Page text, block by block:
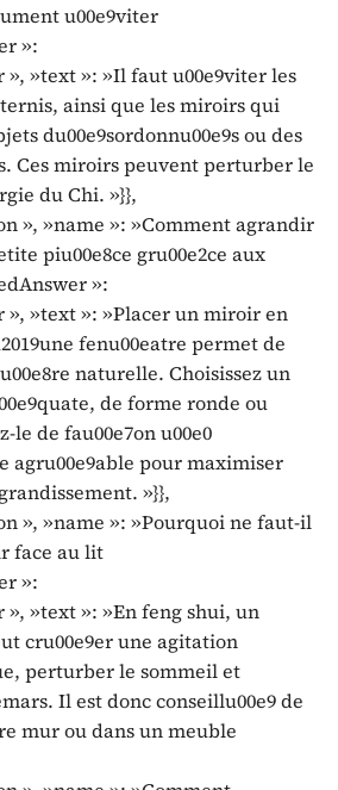
u00e9viter
»:
», »text »: »Il faut u00e9viter les
ainsi que les miroirs qui
du00e9sordonnu00e9s ou des
Ces miroirs peuvent perturber le
du Chi. »}},
», »name »: »Comment agrandir
piu00e8ce gru00e2ce aux
»:
», »text »: »Placer un miroir en
fenu00eatre permet de
naturelle. Choisissez un
de forme ronde ou
le de fau00e7on u00e0
agru00e9able pour maximiser
»}},
», »name »: »Pourquoi ne faut-il
face au lit
»:
», »text »: »En feng shui, un
cru00e9er une agitation
perturber le sommeil et
Il est donc conseillu00e9 de
mur ou dans un meuble